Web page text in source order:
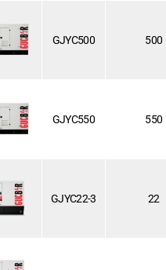
GJYC500 500
GJYC550 550
GJYC22-3 22